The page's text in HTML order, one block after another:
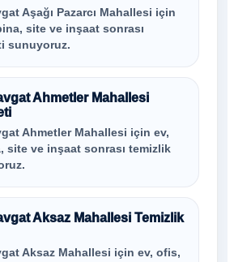
Aşağı Pazarcı Mahallesi için
site ve inşaat sonrası
sunuyoruz.
Ahmetler Mahallesi
Ahmetler Mahallesi için ev,
site ve inşaat sonrası temizlik
Aksaz Mahallesi Temizlik
Aksaz Mahallesi için ev, ofis,